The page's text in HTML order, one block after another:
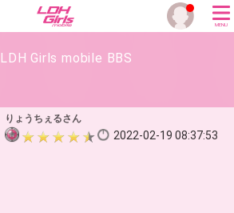
MENU
LDH Girls mobile BBS
りょうちぇるさん
2022-02-19 08:37:53